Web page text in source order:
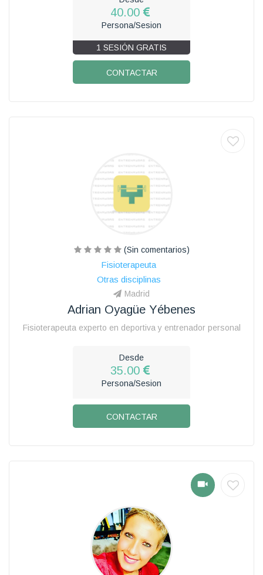
40.00
Persona/Sesion
1 SESIÓN GRATIS
CONTACTAR
(Sin comentarios)
Fisioterapeuta
Otras disciplinas
Madrid
Adrian Oyagüe Yébenes
Fisioterapeuta experto en deportiva y entrenador personal
Desde
35.00
Persona/Sesion
CONTACTAR